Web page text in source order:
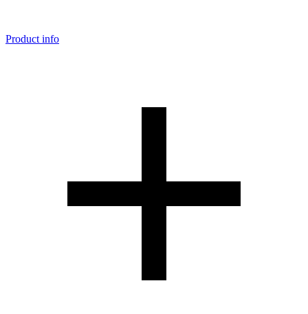
Product info